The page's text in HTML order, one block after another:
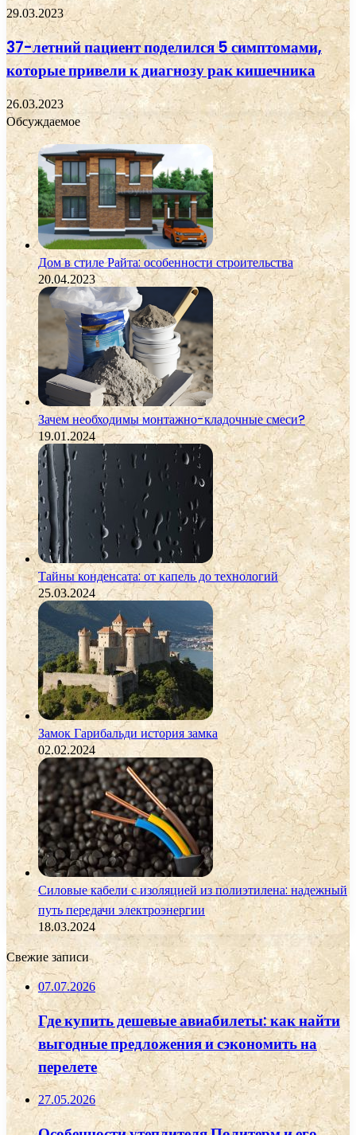
29.03.2023
37-летний пациент поделился 5 симптомами,
которые привели к диагнозу рак кишечника
26.03.2023
Обсуждаемое
Дом в стиле Райта: особенности строительства
20.04.2023
Зачем необходимы монтажно-кладочные смеси?
19.01.2024
Тайны конденсата: от капель до технологий
25.03.2024
Замок Гарибальди история замка
02.02.2024
Силовые кабели с изоляцией из полиэтилена: надежный
путь передачи электроэнергии
18.03.2024
Свежие записи
07.07.2026
Где купить дешевые авиабилеты: как найти
выгодные предложения и сэкономить на
перелете
27.05.2026